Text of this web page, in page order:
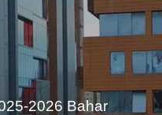
2026 Bahar